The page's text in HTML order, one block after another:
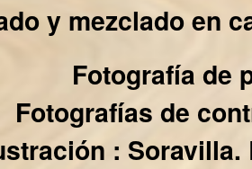
y mezclado en
Fotografía de
Fotografías de
: Soravilla.